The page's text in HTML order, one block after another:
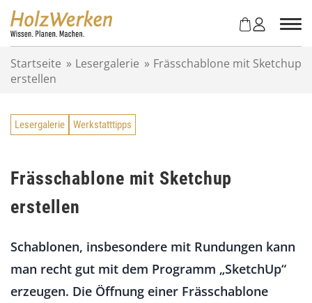
Startseite » Lesergalerie » Frässchablone mit Sketchup
erstellen
Lesergalerie Werkstatttipps
Frässchablone mit Sketchup
erstellen
Schablonen, insbesondere mit Rundungen kann
man recht gut mit dem Programm „SketchUp“
erzeugen. Die Öffnung einer Frässchablone